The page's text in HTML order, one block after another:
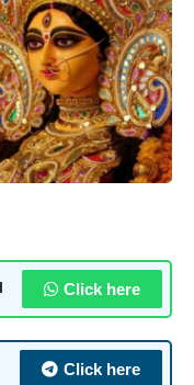
Click here
Click here